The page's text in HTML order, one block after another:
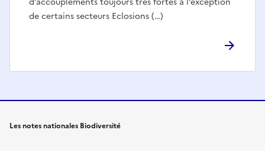
de certains secteurs Eclosions (…)
Les notes nationales Biodiversité